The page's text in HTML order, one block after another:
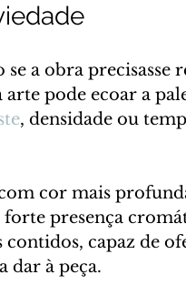
a obra precisasse
pode ecoar a
, densidade ou
cor mais
presença
capaz de
dar à peça.